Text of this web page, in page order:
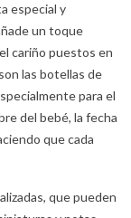
especial y
un toque
cariño puestos en
las botellas de
para el
del bebé, la fecha
que cada
que pueden